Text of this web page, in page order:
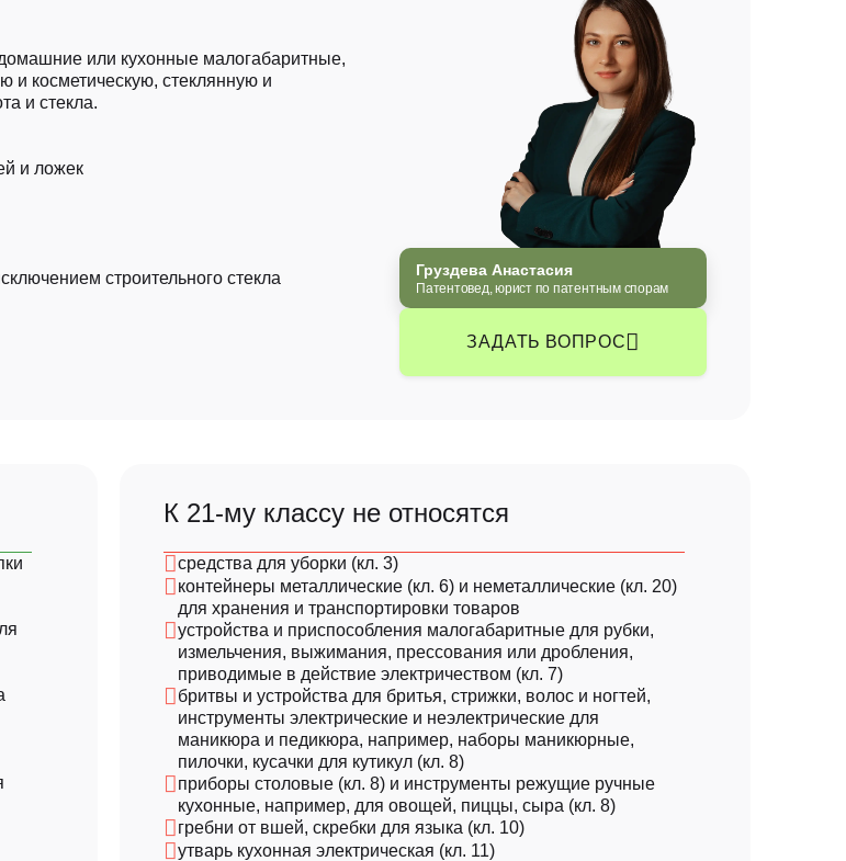
или кухонные малогабаритные,
и косметическую, стеклянную и
и стекла.
и ложек
строительного стекла
Груздева Анастасия
Патентовед, юрист по патентным спорам
ЗАДАТЬ ВОПРОС
К 21-му классу не относятся
средства для уборки (кл. 3)
контейнеры металлические (кл. 6) и неметаллические (кл. 20)
для хранения и транспортировки товаров
устройства и приспособления малогабаритные для рубки,
измельчения, выжимания, прессования или дробления,
приводимые в действие электричеством (кл. 7)
бритвы и устройства для бритья, стрижки, волос и ногтей,
инструменты электрические и неэлектрические для
маникюра и педикюра, например, наборы маникюрные,
пилочки, кусачки для кутикул (кл. 8)
приборы столовые (кл. 8) и инструменты режущие ручные
кухонные, например, для овощей, пиццы, сыра (кл. 8)
гребни от вшей, скребки для языка (кл. 10)
утварь кухонная электрическая (кл. 11)